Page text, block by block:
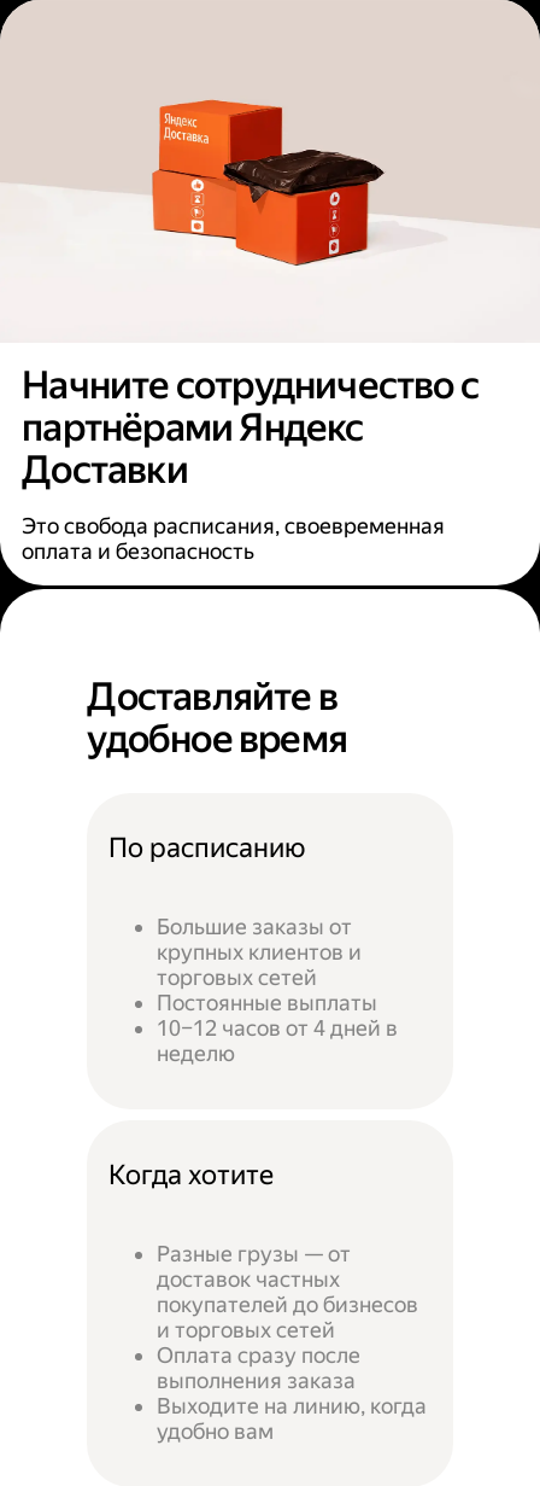
Начните сотрудничество с
партнёрами Яндекс
Доставки
Это свобода расписания, своевременная
оплата и безопасность
Доставляйте в
удобное время
По расписанию
Большие заказы от
крупных клиентов и
торговых сетей
Постоянные выплаты
10–12 часов от 4 дней в
неделю
Когда хотите
Разные грузы — от
доставок частных
покупателей до бизнесов
и торговых сетей
Оплата сразу после
выполнения заказа
Выходите на линию, когда
удобно вам